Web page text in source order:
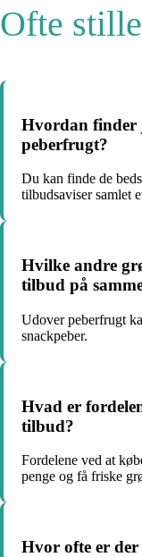
Ofte
Hvordan finder
peberfrugt?
Du kan finde de
tilbudsaviser samlet
Hvilke andre
tilbud på
Udover peberfrugt
snackpeber.
Hvad er
tilbud?
Fordelene ved at
penge og få friske
Hvor ofte er